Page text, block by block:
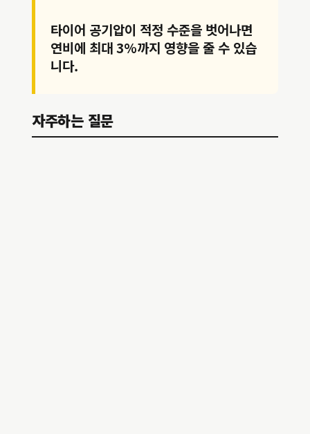
타이어 공기압이 적정 수준을 벗어나면
연비에 최대 3%까지 영향을 줄 수 있습
니다.
자주하는 질문